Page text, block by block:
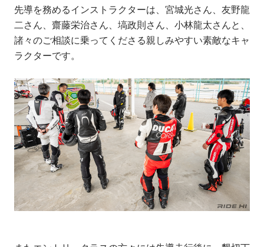
先導を務めるインストラクターは、宮城光さん、友野龍
二さん、齋藤栄治さん、塙政則さん、小林龍太さんと、
諸々のご相談に乗ってくださる親しみやすい素敵なキャ
ラクターです。